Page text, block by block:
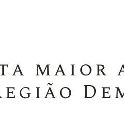
maior